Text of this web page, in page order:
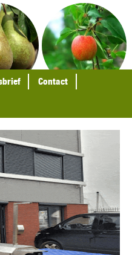
Contact